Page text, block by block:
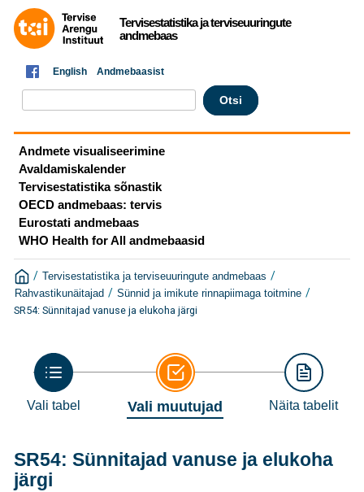
Tervisestatistika ja terviseuuringute
andmebaas
English Andmebaasist
Andmete visualiseerimine
Avaldamiskalender
Tervisestatistika sõnastik
OECD andmebaas: tervis
Eurostati andmebaas
WHO Health for All andmebaasid
/ Tervisestatistika ja terviseuuringute andmebaas /
Rahvastikunäitajad / Sünnid ja imikute rinnapiimaga toitmine /
SR54: Sünnitajad vanuse ja elukoha järgi
Vali tabel Vali muutujad Näita tabelit
SR54: Sünnitajad vanuse ja elukoha
järgi